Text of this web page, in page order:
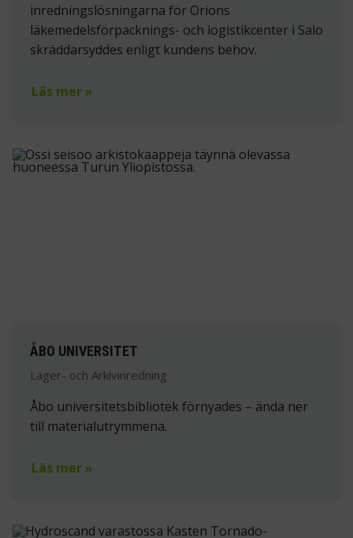
inredningslösningarna för Orions
läkemedelsförpacknings- och logistikcenter i Salo
skräddarsyddes enligt kundens behov.
Läs mer »
ÅBO UNIVERSITET
Lager- och Arkivinredning
Åbo universitetsbibliotek förnyades – ända ner
till materialutrymmena.
Läs mer »